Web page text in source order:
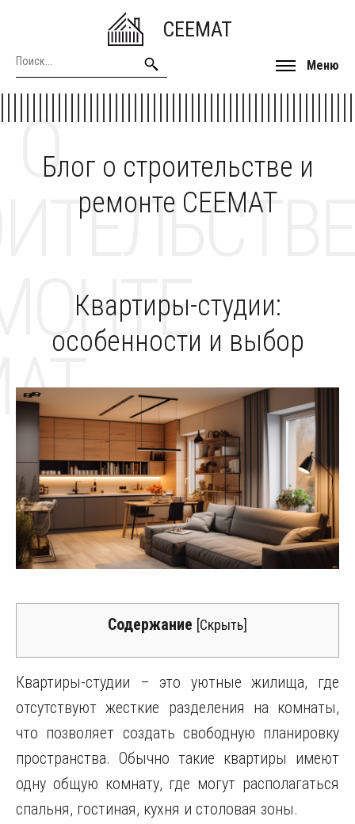
CEEMAT
Меню
Блог о строительстве и
ремонте CEEMAT
О
Квартиры-студии:
особенности и выбор
Содержание [Скрыть]
Квартиры-студии – это уютные жилища, где
отсутствуют жесткие разделения на комнаты,
что позволяет создать свободную планировку
пространства. Обычно такие квартиры имеют
одну общую комнату, где могут располагаться
спальня, гостиная, кухня и столовая зоны.